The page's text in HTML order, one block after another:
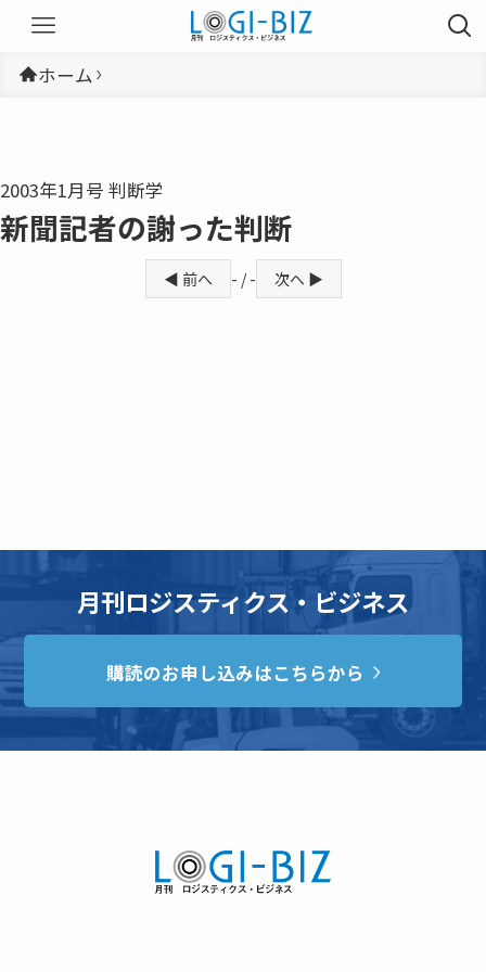
ホーム
2003年1月号 判断学
新聞記者の謝った判断
◀ 前へ - / - 次へ ▶
月刊ロジスティクス・ビジネス
購読のお申し込みはこちらから